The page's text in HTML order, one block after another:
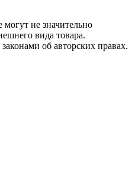
не значительно
вида товара.
об авторских правах.